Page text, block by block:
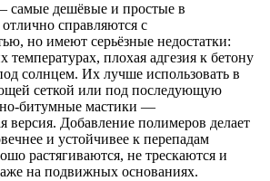
самые дешёвые и простые в
справляются с
но имеют серьёзные недостатки:
температурах, плохая адгезия к бетону
солнцем. Их лучше использовать в
сеткой или под последующую
битумные мастики —
версия. Добавление полимеров делает
и устойчивее к перепадам
растягиваются, не трескаются и
на подвижных основаниях.